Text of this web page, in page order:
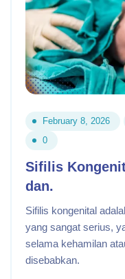
February 8, 2026
0
Sifilis
dan.
Sifilis kongenital
yang sangat serius,
selama kehamilan
disebabkan.